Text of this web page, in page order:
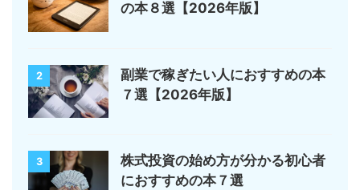
の本８選【2026年版】
2
副業で稼ぎたい人におすすめの本
７選【2026年版】
3
株式投資の始め方が分かる初心者
におすすめの本７選